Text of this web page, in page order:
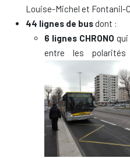
Louise-Michel et Fontanil-
44 lignes de busdont :
6 lignes CHRONO
entre les